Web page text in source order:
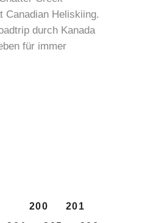
Canadian Heliskiing.
durch Kanada
für immer
200
201